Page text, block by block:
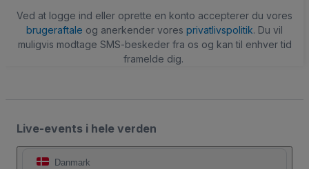
Ved at logge ind eller oprette en konto accepterer du vores
brugeraftale og anerkender vores privatlivspolitik. Du vil
muligvis modtage SMS-beskeder fra os og kan til enhver tid
framelde dig.
Live-events i hele verden
Danmark